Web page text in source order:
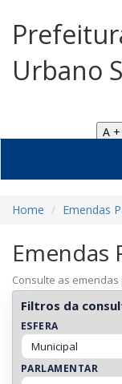
Urbano
A +
Home Emendas
Emendas
Consulte as emendas
Filtros da
ESFERA
PARLAMENTAR